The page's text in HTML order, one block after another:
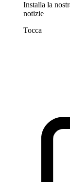
Installa la
notizie
Tocca